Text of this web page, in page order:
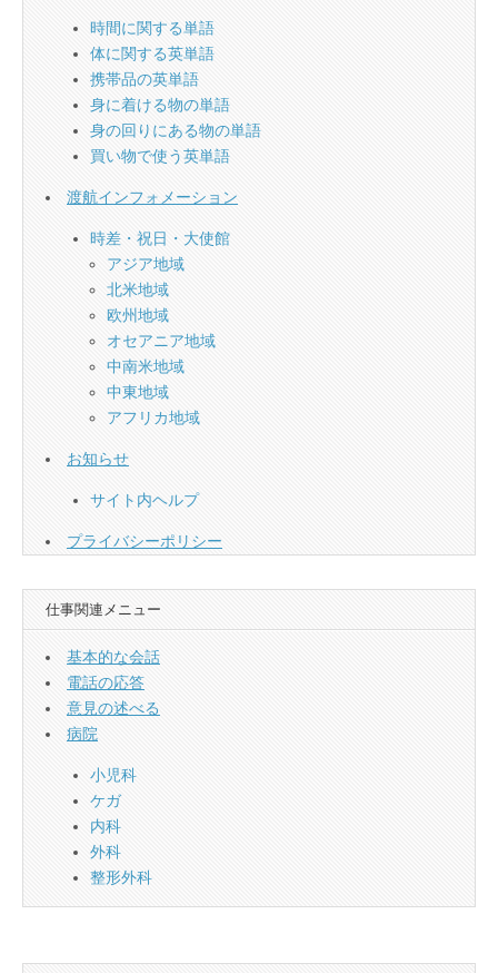
時間に関する単語
体に関する英単語
携帯品の英単語
身に着ける物の単語
身の回りにある物の単語
買い物で使う英単語
渡航インフォメーション
時差・祝日・大使館
アジア地域
北米地域
欧州地域
オセアニア地域
中南米地域
中東地域
アフリカ地域
お知らせ
サイト内ヘルプ
プライバシーポリシー
仕事関連メニュー
基本的な会話
電話の応答
意見の述べる
病院
小児科
ケガ
内科
外科
整形外科